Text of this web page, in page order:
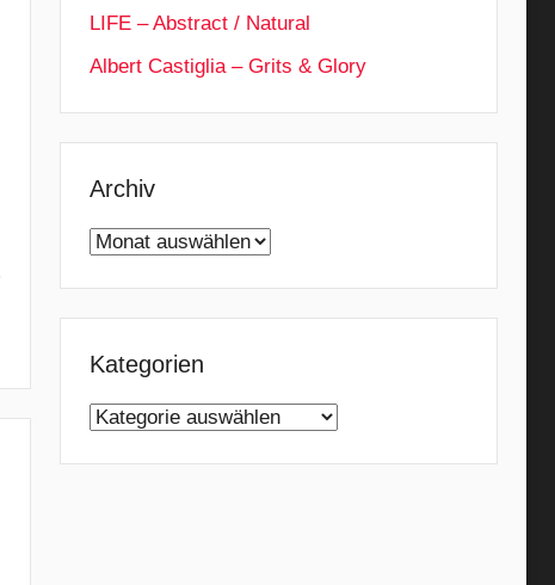
LIFE – Abstract / Natural
Albert Castiglia – Grits & Glory
Archiv
Archiv
Kategorien
Kategorien